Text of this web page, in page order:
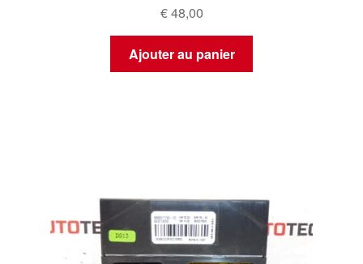
€48,00
Ajouter au panier